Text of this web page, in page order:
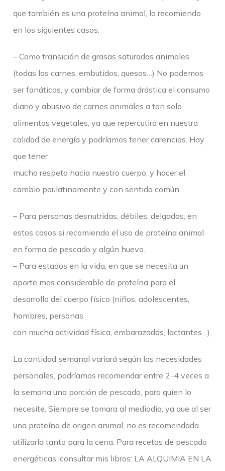
que también es una proteína animal, lo recomiendo
en los siguientes casos:
– Como transición de grasas saturadas animales
(todas las carnes, embutidos, quesos…) No podemos
ser fanáticos, y cambiar de forma drástica el consumo
diario y abusivo de carnes animales a tan solo
alimentos vegetales, ya que repercutirá en nuestra
calidad de energía y podríamos tener carencias. Hay
que tener
mucho respeto hacia nuestro cuerpo, y hacer el
cambio paulatinamente y con sentido común.
– Para personas desnutridas, débiles, delgadas, en
estos casos si recomiendo el uso de proteína animal
en forma de pescado y algún huevo.
– Para estados en la vida, en que se necesita un
aporte mas considerable de proteína para el
desarrollo del cuerpo físico (niños, adolescentes,
hombres, personas
con mucha actividad física, embarazadas, lactantes…)
La cantidad semanal variará según las necesidades
personales, podríamos recomendar entre 2-4 veces a
la semana una porción de pescado, para quien lo
necesite. Siempre se tomara al mediodía, ya que al ser
una proteína de origen animal, no es recomendada
utilizarla tanto para la cena. Para recetas de pescado
energéticas, consultar mis libros: LA ALQUIMIA EN LA